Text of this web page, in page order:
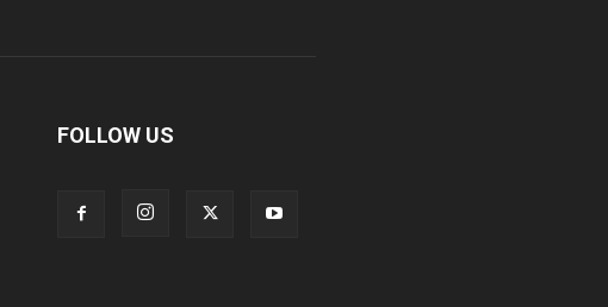
FOLLOW US